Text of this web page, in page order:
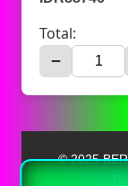
Total:
−
© 2025